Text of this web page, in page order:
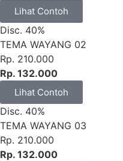
Lihat Contoh
Disc. 40%
TEMA WAYANG 02
Rp. 210.000
Rp. 132.000
Lihat Contoh
Disc. 40%
TEMA WAYANG 03
Rp. 210.000
Rp. 132.000